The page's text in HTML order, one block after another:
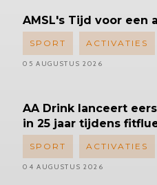
AMSL's Tijd voor een
SPORT ACTIVATIES
05 AUGUSTUS 2026
AA Drink lanceert
in 25 jaar tijdens
SPORT ACTIVATIES
04 AUGUSTUS 2026